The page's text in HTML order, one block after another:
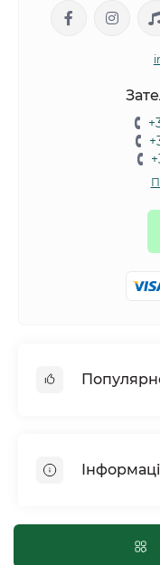
Птахи
Рептилії
Оплата і доставка